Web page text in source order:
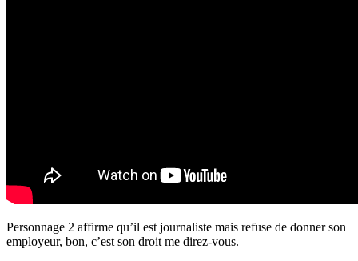
Personnage 2 affirme qu’il est journaliste mais refuse de donner son
employeur, bon, c’est son droit me direz-vous.